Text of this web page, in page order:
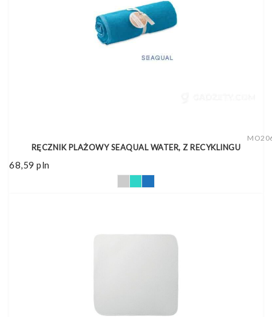
RĘCZNIK PLAŻOWY SEAQUAL WATER, Z RECYKLINGU
68,59 pln